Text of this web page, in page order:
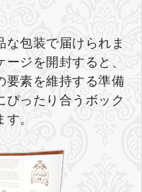
包装で届けられま
ジを開封すると、
要素を維持する準備
ぴったり合うボック
。